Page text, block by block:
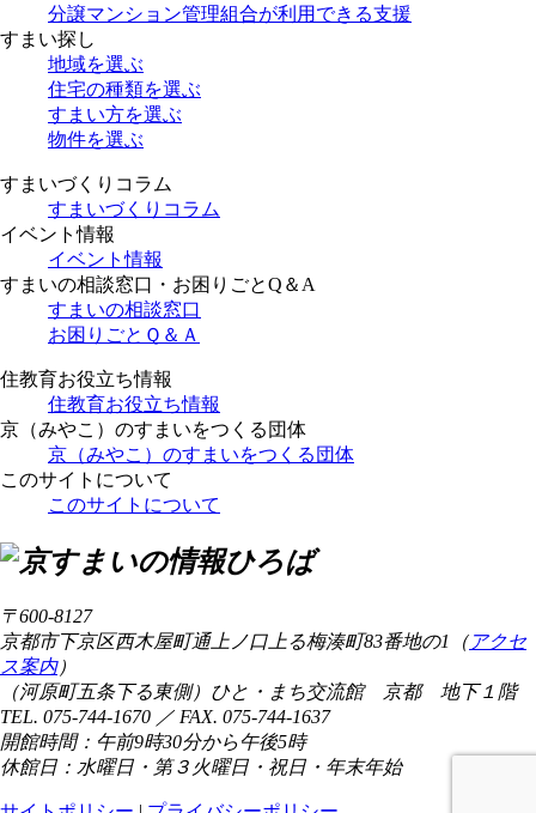
分譲マンション管理組合が利用できる支援
すまい探し
地域を選ぶ
住宅の種類を選ぶ
すまい方を選ぶ
物件を選ぶ
すまいづくりコラム
すまいづくりコラム
イベント情報
イベント情報
すまいの相談窓口・お困りごとQ＆A
すまいの相談窓口
お困りごとＱ＆Ａ
住教育お役立ち情報
住教育お役立ち情報
京（みやこ）のすまいをつくる団体
京（みやこ）のすまいをつくる団体
このサイトについて
このサイトについて
〒600-8127
京都市下京区西木屋町通上ノ口上る梅湊町83番地の1（ アクセ
ス案内）
（河原町五条下る東側）ひと・まち交流館 京都 地下１階
TEL. 075-744-1670 ／ FAX. 075-744-1637
開館時間：午前9時30分から午後5時
休館日：水曜日・第３火曜日・祝日・年末年始